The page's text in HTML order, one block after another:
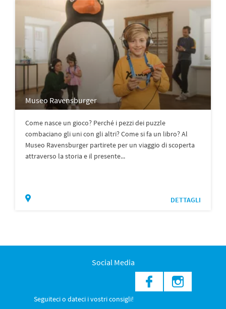
Museo Ravensburger
Come nasce un gioco? Perché i pezzi dei puzzle
combaciano gli uni con gli altri? Come si fa un libro? Al
Museo Ravensburger partirete per un viaggio di scoperta
attraverso la storia e il presente...
DETTAGLI
Social Media
Seguiteci o dateci i vostri consigli!